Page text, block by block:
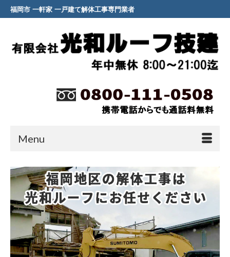
福岡市 一軒家 一戸建て解体工事専門業者
Menu